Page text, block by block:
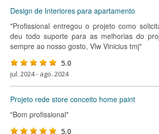
Design de Interiores para apartamento
"Profissional entregou o projeto como
deu todo suporte para as melhorias do
sempre ao nosso gosto, Vlw Vinicius tmj"
5.0
jul. 2024 - ago. 2024
Projeto rede store conceito home paint
"Bom profissional"
5.0